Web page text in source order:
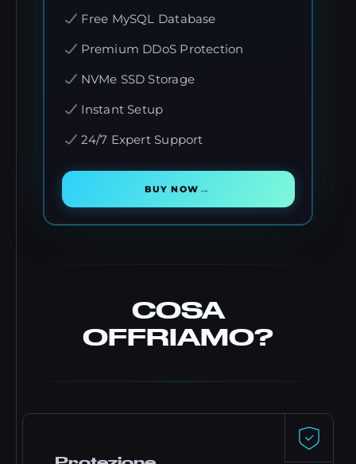
Free MySQL Database
Premium DDoS Protection
NVMe SSD Storage
Instant Setup
24/7 Expert Support
BUY NOW →
COSA
OFFRIAMO?